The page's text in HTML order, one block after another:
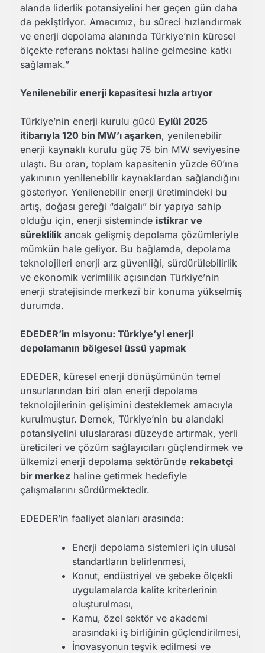
alanda liderlik potansiyelini her geçen gün daha
da pekiştiriyor. Amacımız, bu süreci hızlandırmak
ve enerji depolama alanında Türkiye’nin küresel
ölçekte referans noktası haline gelmesine katkı
sağlamak.”
Yenilenebilir enerji kapasitesi hızla artıyor
Türkiye’nin enerji kurulu gücü Eylül 2025
itibarıyla 120 bin MW’ı aşarken, yenilenebilir
enerji kaynaklı kurulu güç 75 bin MW seviyesine
ulaştı. Bu oran, toplam kapasitenin yüzde 60’ına
yakınının yenilenebilir kaynaklardan sağlandığını
gösteriyor. Yenilenebilir enerji üretimindeki bu
artış, doğası gereği “dalgalı” bir yapıya sahip
olduğu için, enerji sisteminde istikrar ve
süreklilik ancak gelişmiş depolama çözümleriyle
mümkün hale geliyor. Bu bağlamda, depolama
teknolojileri enerji arz güvenliği, sürdürülebilirlik
ve ekonomik verimlilik açısından Türkiye’nin
enerji stratejisinde merkezî bir konuma yükselmiş
durumda.
EDEDER’in misyonu: Türkiye’yi enerji
depolamanın bölgesel üssü yapmak
EDEDER, küresel enerji dönüşümünün temel
unsurlarından biri olan enerji depolama
teknolojilerinin gelişimini desteklemek amacıyla
kurulmuştur. Dernek, Türkiye’nin bu alandaki
potansiyelini uluslararası düzeyde artırmak, yerli
üreticileri ve çözüm sağlayıcıları güçlendirmek ve
ülkemizi enerji depolama sektöründe rekabetçi
bir merkez haline getirmek hedefiyle
çalışmalarını sürdürmektedir.
EDEDER’in faaliyet alanları arasında:
Enerji depolama sistemleri için ulusal
standartların belirlenmesi,
Konut, endüstriyel ve şebeke ölçekli
uygulamalarda kalite kriterlerinin
oluşturulması,
Kamu, özel sektör ve akademi
arasındaki iş birliğinin güçlendirilmesi,
İnovasyonun teşvik edilmesi ve